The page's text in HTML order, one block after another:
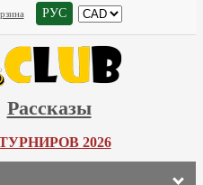
РУС
Рассказы
2026